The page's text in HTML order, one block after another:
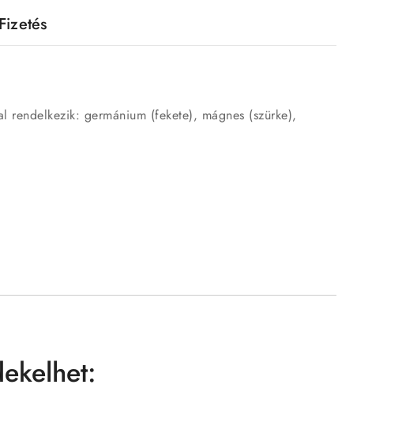
germánium (fekete), mágnes (szürke),